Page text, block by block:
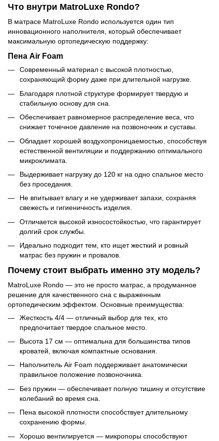
Что внутри MatroLuxe Rondo?
В матрасе MatroLuxe Rondo используется один тип
инновационного наполнителя, который обеспечивает
максимальную ортопедическую поддержку:
Пена Air Foam
Современный материал с высокой плотностью,
сохраняющий форму даже при длительной нагрузке.
Благодаря плотной структуре формирует твердую и
стабильную основу для сна.
Обеспечивает равномерное распределение веса, что
снижает точечное давление на позвоночник и суставы.
Обладает хорошей воздухопроницаемостью, способствуя
естественной вентиляции и поддержанию оптимального
микроклимата.
Выдерживает нагрузку до 120 кг на одно спальное место
без проседания.
Не впитывает влагу и не удерживает запахи, сохраняя
свежесть и гигиеничность изделия.
Отличается высокой износостойкостью, что гарантирует
долгий срок службы.
Идеально подходит тем, кто ищет жесткий и ровный
матрас без пружин и провалов.
Почему стоит выбрать именно эту модель?
MatroLuxe Rondo — это не просто матрас, а продуманное
решение для качественного сна с выраженным
ортопедическим эффектом. Основные преимущества:
Жесткость 4/4 — отличный выбор для тех, кто
предпочитает твердое спальное место.
Высота 17 см — оптимальна для большинства типов
кроватей, включая компактные основания.
Наполнитель Air Foam поддерживает анатомически
правильное положение позвоночника.
Без пружин — обеспечивает полную тишину и отсутствие
колебаний во время сна.
Пена высокой плотности способствует длительному
сохранению формы.
Хорошо вентилируется — микропоры способствуют